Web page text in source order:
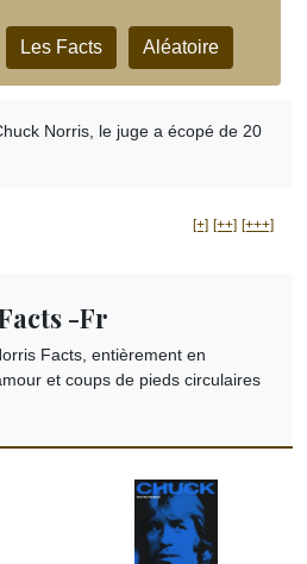
Les Facts Aléatoire
Norris, le juge a écopé de 20
[+] [++] [+++]
-Fr
Facts, entièrement en
et coups de pieds circulaires